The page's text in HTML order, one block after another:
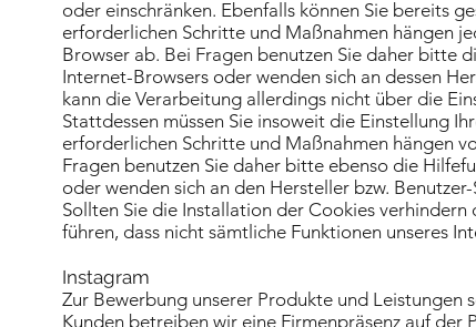
oder einschränken. Ebenfalls können Sie bereits
erforderlichen Schritte und Maßnahmen hängen
Browser ab. Bei Fragen benutzen Sie daher bitte
Internet-Browsers oder wenden sich an dessen
kann die Verarbeitung allerdings nicht über die
Stattdessen müssen Sie insoweit die Einstellung
erforderlichen Schritte und Maßnahmen hängen
Fragen benutzen Sie daher bitte ebenso die
oder wenden sich an den Hersteller bzw.
Sollten Sie die Installation der Cookies
führen, dass nicht sämtliche Funktionen unseres
Instagram
Zur Bewerbung unserer Produkte und
Kunden betreiben wir eine Firmenpräsenz auf der